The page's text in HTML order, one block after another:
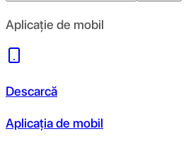
Aplicație de mobil
Descarcă
Aplicația de mobil